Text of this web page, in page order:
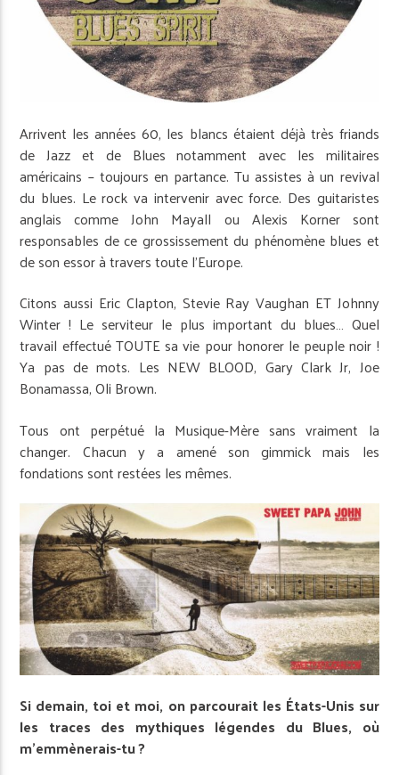
Arrivent les années 60, les blancs étaient déjà très friands
de Jazz et de Blues notamment avec les militaires
américains – toujours en partance. Tu assistes à un revival
du blues. Le rock va intervenir avec force. Des guitaristes
anglais comme John Mayall ou Alexis Korner sont
responsables de ce grossissement du phénomène blues et
de son essor à travers toute l’Europe.
Citons aussi Eric Clapton, Stevie Ray Vaughan ET Johnny
Winter ! Le serviteur le plus important du blues… Quel
travail effectué TOUTE sa vie pour honorer le peuple noir !
Ya pas de mots. Les NEW BLOOD, Gary Clark Jr, Joe
Bonamassa, Oli Brown.
Tous ont perpétué la Musique-Mère sans vraiment la
changer. Chacun y a amené son gimmick mais les
fondations sont restées les mêmes.
Si demain, toi et moi, on parcourait les États-Unis sur
les traces des mythiques légendes du Blues, où
m’emmènerais-tu ?